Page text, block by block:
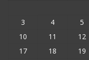
3
4 5
10
11 12
17
18 19